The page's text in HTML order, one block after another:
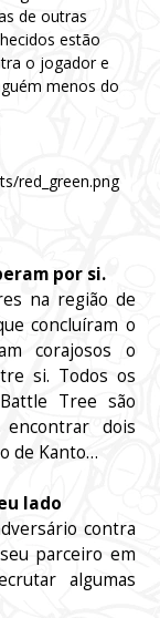
de outras
estão
o jogador e
menos do
por si.
na região de
concluíram o
corajosos o
si. Todos os
Tree são
dois
de Kanto…
lado
contra
parceiro em
algumas